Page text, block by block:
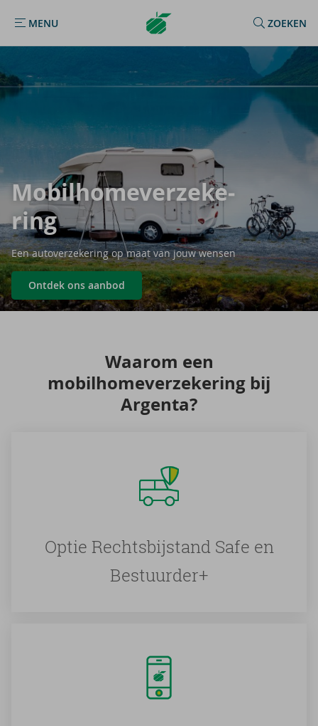
MENU
MENU
Argenta
Homepage
ZOEKEN
Mo­bil­ho­me­ver­ze­ke­
ring
Een autoverzekering op maat van jouw wensen
Ontdek ons aanbod
Waar­om een
mo­bil­ho­me­ver­ze­ke­ring bij
Argenta?
Optie Rechtsbijstand Safe en
Bestuurder+